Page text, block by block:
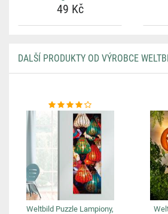
49 Kč
DALŠÍ PRODUKTY OD VÝROBCE
Weltbild Puzzle Lampiony,